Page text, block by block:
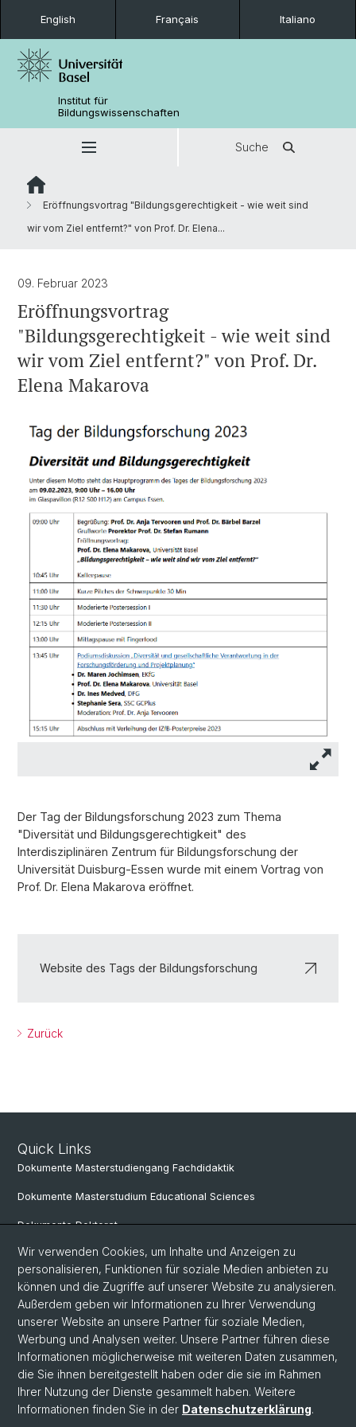
English Français Italiano
Institut für
Bildungswissenschaften
Suche
Eröffnungsvortrag "Bildungsgerechtigkeit - wie weit sind
wir vom Ziel entfernt?" von Prof. Dr. Elena...
09. Februar 2023
Eröffnungsvortrag
"Bildungsgerechtigkeit - wie weit sind
wir vom Ziel entfernt?" von Prof. Dr.
Elena Makarova
Der Tag der Bildungsforschung 2023 zum Thema
"Diversität und Bildungsgerechtigkeit" des
Interdisziplinären Zentrum für Bildungsforschung der
Universität Duisburg-Essen wurde mit einem Vortrag von
Prof. Dr. Elena Makarova eröffnet.
Website des Tags der Bildungsforschung
Zurück
Quick Links
Dokumente Masterstudiengang Fachdidaktik
Dokumente Masterstudium Educational Sciences
Dokumente Doktorat
Social Media
LinkedIn
Instagram
© Universität Basel
Wir verwenden Cookies, um Inhalte und Anzeigen zu
personalisieren, Funktionen für soziale Medien anbieten zu
können und die Zugriffe auf unserer Website zu analysieren.
Außerdem geben wir Informationen zu Ihrer Verwendung
unserer Website an unsere Partner für soziale Medien,
Werbung und Analysen weiter. Unsere Partner führen diese
Informationen möglicherweise mit weiteren Daten zusammen,
die Sie ihnen bereitgestellt haben oder die sie im Rahmen
Ihrer Nutzung der Dienste gesammelt haben. Weitere
Informationen finden Sie in der Datenschutzerklärung.